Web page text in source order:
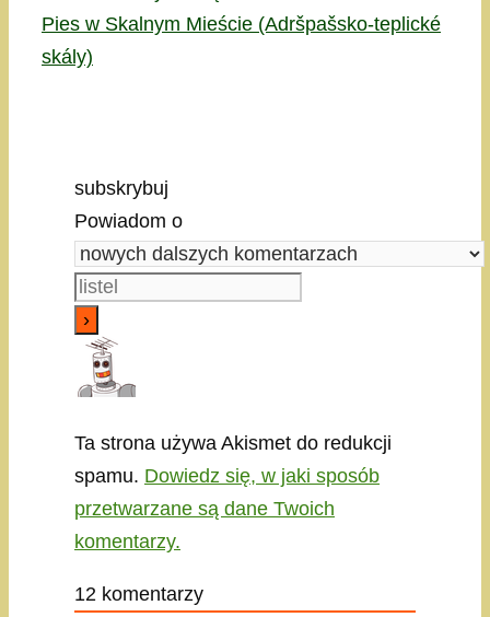
Pies w Skalnym Mieście (Adršpašsko-teplické
skály)
subskrybuj
Powiadom o
Ta strona używa Akismet do redukcji
spamu. Dowiedz się, w jaki sposób
przetwarzane są dane Twoich
komentarzy.
12 komentarzy